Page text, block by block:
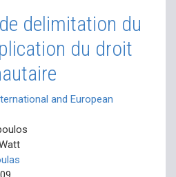
delimitation du
du droit
and European